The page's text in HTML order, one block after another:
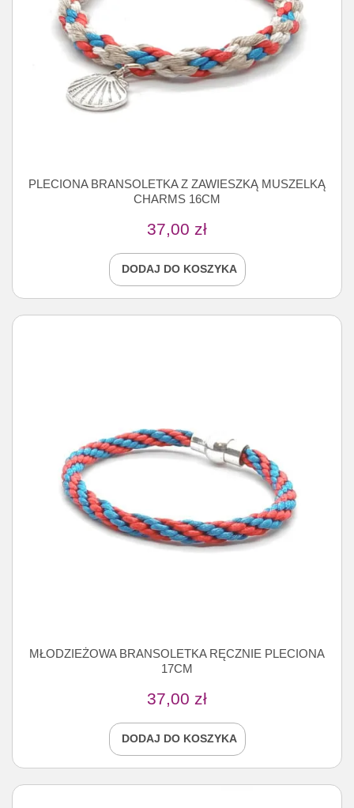
PLECIONA BRANSOLETKA Z ZAWIESZKĄ MUSZELKĄ
CHARMS 16CM
37,00 zł
DODAJ DO KOSZYKA
MŁODZIEŻOWA BRANSOLETKA RĘCZNIE PLECIONA
17CM
37,00 zł
DODAJ DO KOSZYKA